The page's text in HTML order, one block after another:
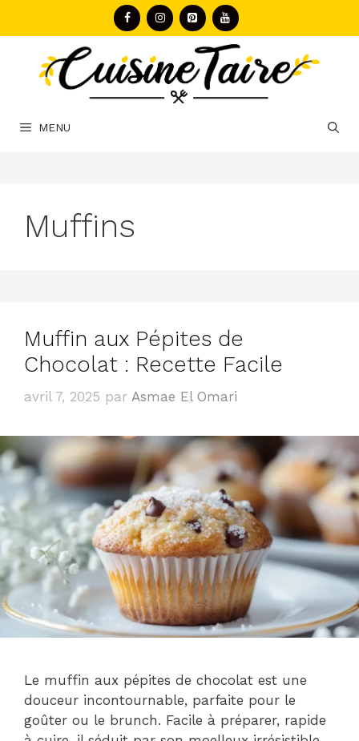
MENU
Muffins
Muffin aux Pépites de
Chocolat : Recette Facile
avril 7, 2025 par Asmae El Omari
Le muffin aux pépites de chocolat est une
douceur incontournable, parfaite pour le
goûter ou le brunch. Facile à préparer, rapide